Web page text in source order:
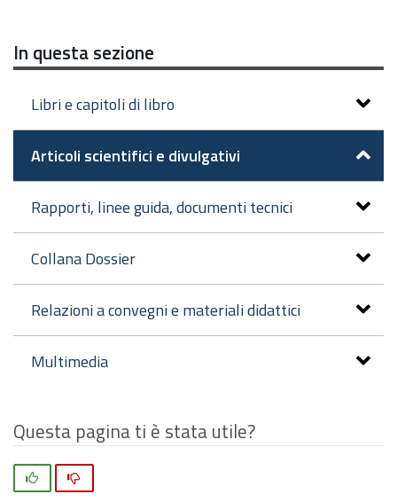
In questa sezione
Libri e capitoli di libro
Articoli scientifici e divulgativi
Rapporti, linee guida, documenti tecnici
Collana Dossier
Relazioni a convegni e materiali didattici
Multimedia
Questa pagina ti è stata utile?